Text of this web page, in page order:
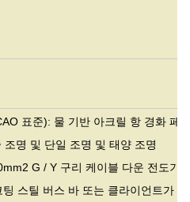
표준): 물 기반 아크릴 항 경화 페
조명 및 단일 조명 및 태양 조명
G / Y 구리 케이블 다운 전도기
스틸 버스 바 또는 클라이언트가